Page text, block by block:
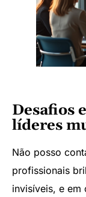
Desafios
líderes
Não posso
profissionais
invisíveis, e em